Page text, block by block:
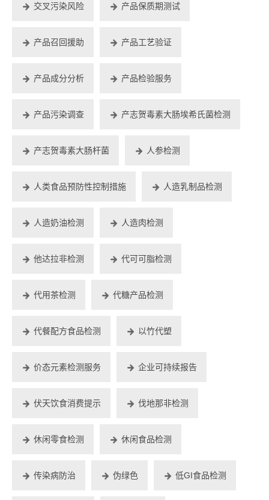
交叉污染风险 产品保质期测试
产品召回援助 产品工艺验证
产品成分分析 产品检验服务
产品污染调查 产志贺毒素大肠埃希氏菌检测
产志贺毒素大肠杆菌 人参检测
人类食品预防性控制措施 人造乳制品检测
人造奶油检测 人造肉检测
他达拉非检测 代可可脂检测
代用茶检测 代糖产品检测
代餐配方食品检测 以竹代塑
价态元素检测服务 企业可持续报告
伏天饮食消费提示 伐地那非检测
休闲零食检测 休闲食品检测
传染病防治 伪绿色 低GI食品检测